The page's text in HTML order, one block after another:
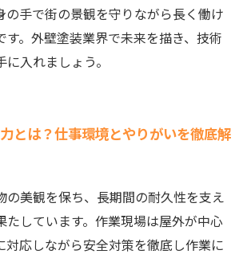
の手で街の景観を守りながら長く働け
す。外壁塗装業界で未来を描き、技術
入れましょう。
とは？仕事環境とやりがいを徹底解
の美観を保ち、長期間の耐久性を支え
たしています。作業現場は屋外が中心
対応しながら安全対策を徹底し作業に